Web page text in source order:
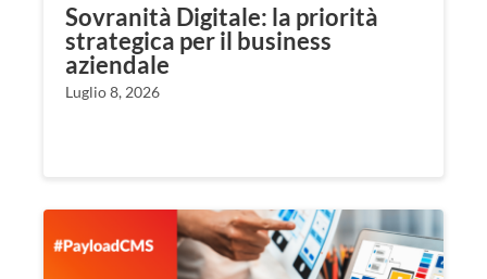
Sovranità Digitale: la priorità
strategica per il business
aziendale
Luglio 8, 2026